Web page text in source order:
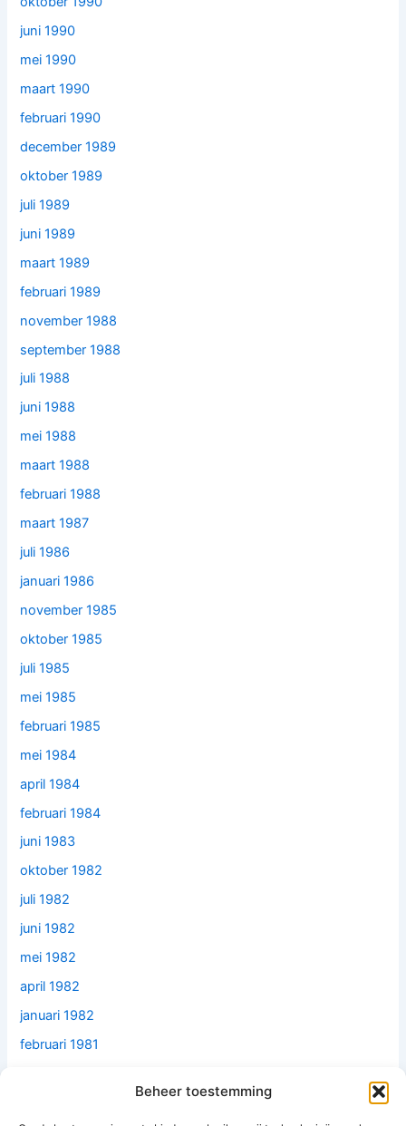
Beheer toestemming
juni 1990
mei 1990
maart 1990
februari 1990
december 1989
oktober 1989
juli 1989
juni 1989
maart 1989
februari 1989
november 1988
september 1988
juli 1988
juni 1988
mei 1988
maart 1988
februari 1988
maart 1987
juli 1986
januari 1986
november 1985
oktober 1985
juli 1985
mei 1985
februari 1985
mei 1984
april 1984
februari 1984
juni 1983
oktober 1982
juli 1982
juni 1982
mei 1982
april 1982
januari 1982
februari 1981